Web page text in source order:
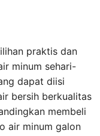
praktis dan
minum sehari-
dapat diisi
bersih berkualitas
membeli
air minum galon